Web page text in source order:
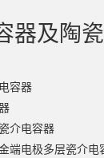
器及陶
容器
介电容器
端电极多层瓷介电